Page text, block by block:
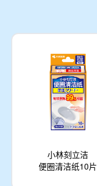
小林刻立洁
便圈清洁纸10片